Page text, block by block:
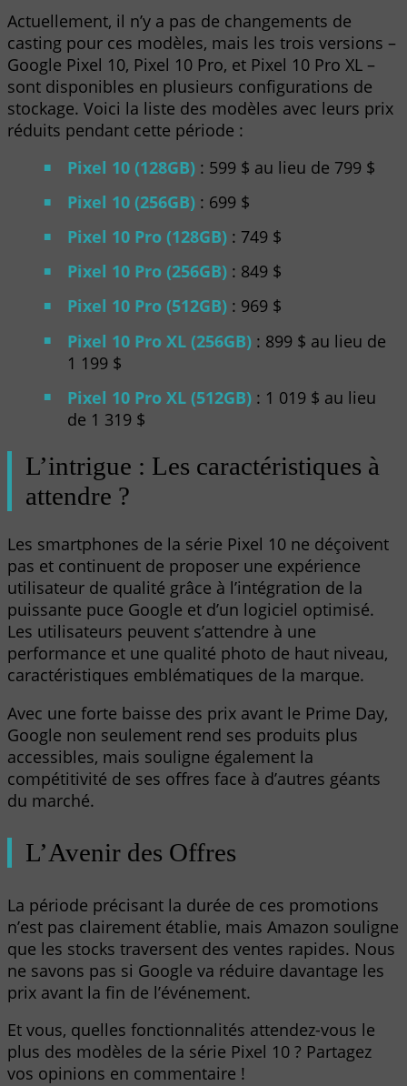
Actuellement, il n’y a pas de changements de
casting pour ces modèles, mais les trois versions –
Google Pixel 10, Pixel 10 Pro, et Pixel 10 Pro XL –
sont disponibles en plusieurs configurations de
stockage. Voici la liste des modèles avec leurs prix
réduits pendant cette période :
Pixel 10 (128GB) : 599 $ au lieu de 799 $
Pixel 10 (256GB) : 699 $
Pixel 10 Pro (128GB) : 749 $
Pixel 10 Pro (256GB) : 849 $
Pixel 10 Pro (512GB) : 969 $
Pixel 10 Pro XL (256GB) : 899 $ au lieu de
1 199 $
Pixel 10 Pro XL (512GB) : 1 019 $ au lieu
de 1 319 $
L’intrigue : Les caractéristiques à
attendre ?
Les smartphones de la série Pixel 10 ne déçoivent
pas et continuent de proposer une expérience
utilisateur de qualité grâce à l’intégration de la
puissante puce Google et d’un logiciel optimisé.
Les utilisateurs peuvent s’attendre à une
performance et une qualité photo de haut niveau,
caractéristiques emblématiques de la marque.
Avec une forte baisse des prix avant le Prime Day,
Google non seulement rend ses produits plus
accessibles, mais souligne également la
compétitivité de ses offres face à d’autres géants
du marché.
L’Avenir des Offres
La période précisant la durée de ces promotions
n’est pas clairement établie, mais Amazon souligne
que les stocks traversent des ventes rapides. Nous
ne savons pas si Google va réduire davantage les
prix avant la fin de l’événement.
Et vous, quelles fonctionnalités attendez-vous le
plus des modèles de la série Pixel 10 ? Partagez
vos opinions en commentaire !